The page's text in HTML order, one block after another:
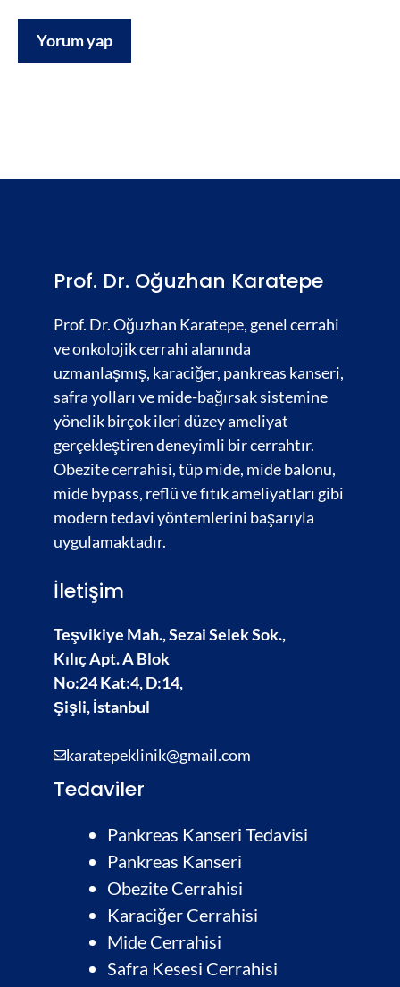
Prof. Dr. Oğuzhan Karatepe
Prof. Dr. Oğuzhan Karatepe, genel cerrahi
ve onkolojik cerrahi alanında
uzmanlaşmış, karaciğer, pankreas kanseri,
safra yolları vemide-bağırsaksistemine
yönelik birçok ileri düzey ameliyat
gerçekleştiren deneyimli bir cerrahtır.
Obezite cerrahisi,tüp mide, mide balonu,
mide bypass, reflü ve fıtık ameliyatları gibi
modern tedavi yöntemlerini başarıyla
uygulamaktadır.
İletişim
Teşvikiye Mah., Sezai Selek Sok.,
Kılıç Apt. A Blok
No:24 Kat:4, D:14,
Şişli, İstanbul
karatepeklinik@gmail.com
Tedaviler
Pankreas Kanseri Tedavisi
Pankreas Kanseri
Obezite Cerrahisi
Karaciğer Cerrahisi
Mide Cerrahisi
Safra Kesesi Cerrahisi